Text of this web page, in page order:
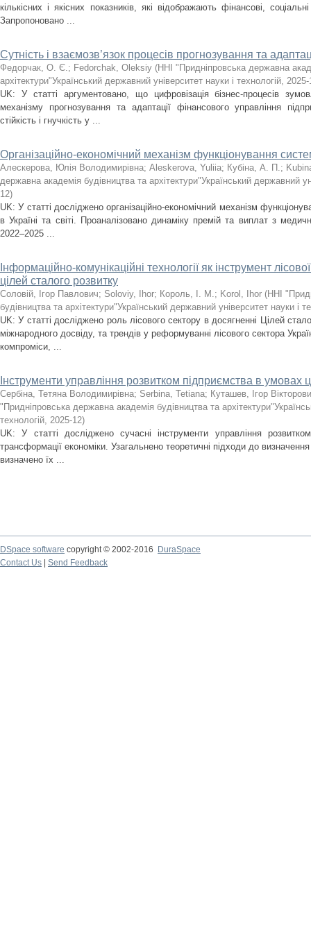
кількісних і якісних показників, які відображають фінансові,
Запропоновано ...
Сутність і взаємозв’язок процесів прогнозування та
Федорчак, О. Є.; Fedorchak, Oleksiy (ННІ "Придніпровська державна
архітектури"Український державний університет науки і технологій, 2025-
UK: У статті аргументовано, що цифровізація бізнес-процесів
механізму прогнозування та адаптації фінансового управління
стійкість і гнучкість у ...
Організаційно-економічний механізм функціонування
Алескерова, Юлія Володимирівна; Aleskerova, Yuliia; Кубіна, А. П.;
державна академія будівництва та архітектури"Український державний
12)
UK: У статті досліджено організаційно-економічний механізм
в Україні та світі. Проаналізовано динаміку премій та виплат з
2022–2025 ...
Інформаційно-комунікаційні технології як інструмент
цілей сталого розвитку
Соловій, Ігор Павлович; Soloviy, Ihor; Король, І. М.; Korol, Ihor (ННІ
будівництва та архітектури"Український державний університет науки і
UK: У статті досліджено роль лісового сектору в досягненні Цілей
міжнародного досвіду, та трендів у реформуванні лісового сектора
компроміси, ...
Інструменти управління розвитком підприємства в умовах
Сербіна, Тетяна Володимирівна; Serbina, Tetiana; Куташев, Ігор
"Придніпровська державна академія будівництва та
технологій, 2025-12)
UK: У статті досліджено сучасні інструменти управління
трансформації економіки. Узагальнено теоретичні підходи до визначення
визначено їх ...
DSpace software copyright © 2002-2016
DuraSpace
Contact Us
Send Feedback